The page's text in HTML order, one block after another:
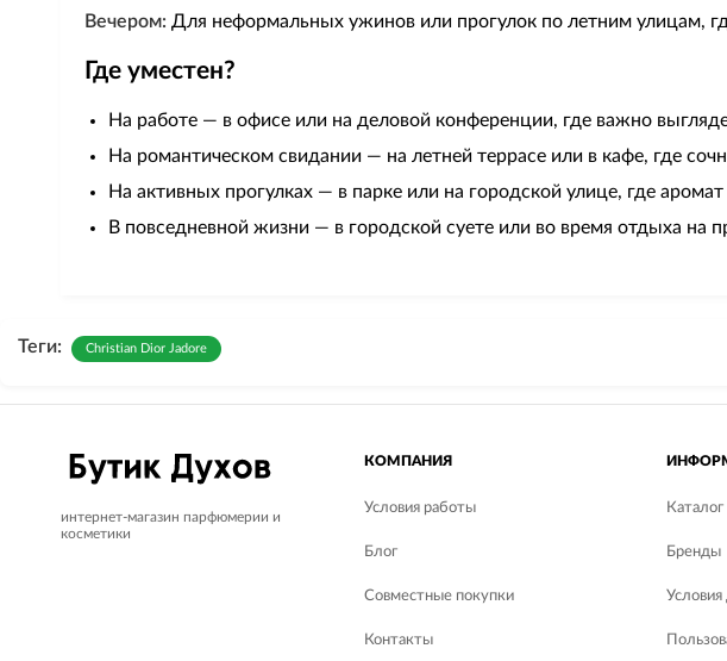
Вечером: Для неформальных ужинов или прогулок по летним улицам,
Где уместен?
На работе — в офисе или на деловой конференции, где важно
На романтическом свидании — на летней террасе или в кафе, где
На активных прогулках — в парке или на городской улице, где
В повседневной жизни — в городской суете или во время отдыха на
Теги: Christian Dior Jadore
интернет-магазин парфюмерии и
косметики
КОМПАНИЯ
Условия работы
Блог
Совместные покупки
Контакты
Каталог
Бренды
Условия